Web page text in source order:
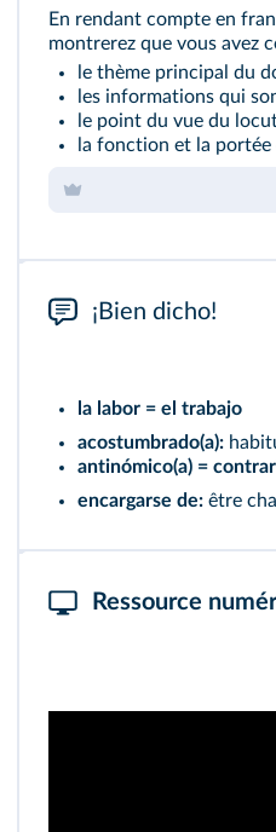
En rendant compte en
montrerez que vous avez
le thème principal du
les informations qui
le point du vue du
la fonction et la
¡Bien dicho!
la labor = el trabajo
acostumbrado(a):
antinómico(a) =
encargarse de: être
Ressource